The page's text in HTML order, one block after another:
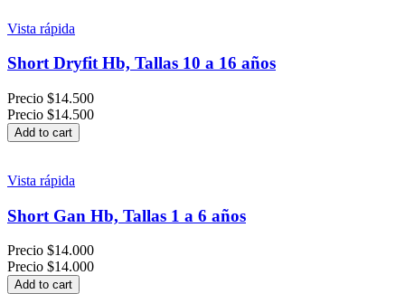
Vista rápida
Short Dryfit Hb, Tallas 10 a 16 años
Precio $14.500
Precio $14.500
Add to cart
Vista rápida
Short Gan Hb, Tallas 1 a 6 años
Precio $14.000
Precio $14.000
Add to cart